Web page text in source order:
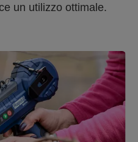
un utilizzo ottimale.